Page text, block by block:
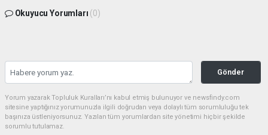
Okuyucu Yorumları (0)
Gönder
Yorum yazarak Topluluk Kuralları’nı kabul etmiş bulunuyor ve newsfindy.com
sitesine yaptığınız yorumunuzla ilgili doğrudan veya dolaylı tüm sorumluluğu tek
başınıza üstleniyorsunuz. Yazılan tüm yorumlardan site yönetimi hiçbir şekilde
sorumlu tutulamaz.